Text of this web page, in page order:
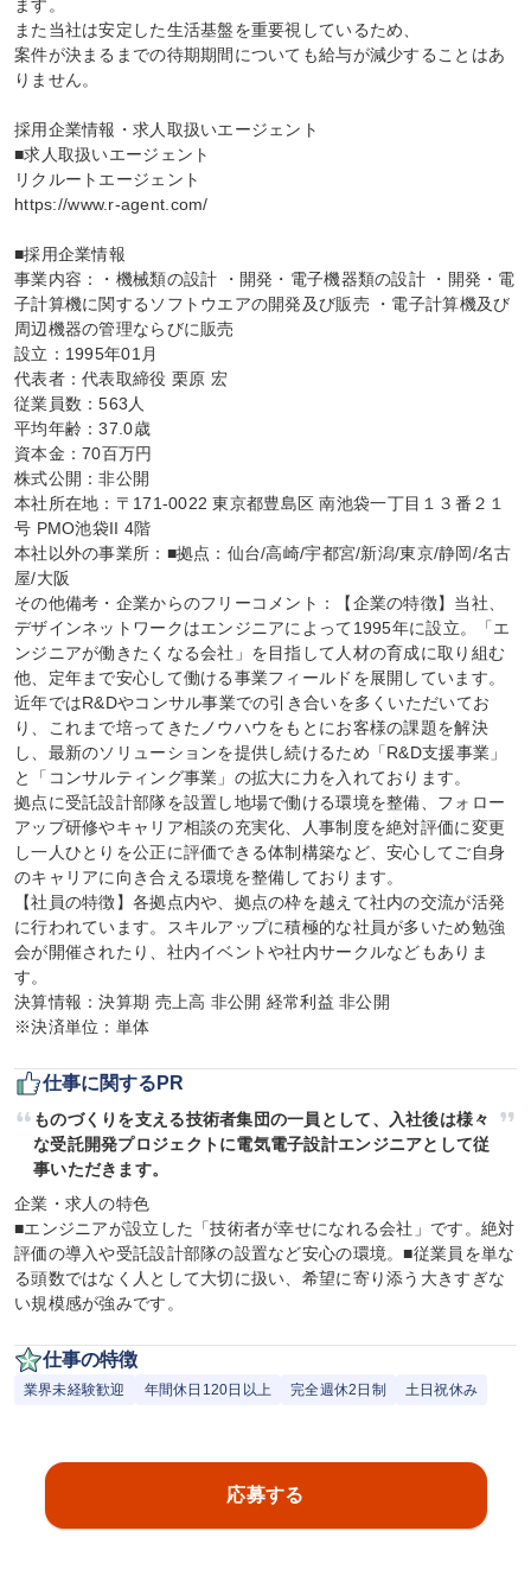
ます。
また当社は安定した生活基盤を重要視しているため、
案件が決まるまでの待期期間についても給与が減少することはあ
りません。
採用企業情報・求人取扱いエージェント
■求人取扱いエージェント
リクルートエージェント
https://www.r-agent.com/
■採用企業情報
事業内容：・機械類の設計 ・開発・電子機器類の設計 ・開発・電
子計算機に関するソフトウエアの開発及び販売 ・電子計算機及び
周辺機器の管理ならびに販売
設立：1995年01月
代表者：代表取締役 栗原 宏
従業員数：563人
平均年齢：37.0歳
資本金：70百万円
株式公開：非公開
本社所在地：〒171-0022 東京都豊島区 南池袋一丁目１３番２１
号 PMO池袋II 4階
本社以外の事業所：■拠点：仙台/高崎/宇都宮/新潟/東京/静岡/名古
屋/大阪
その他備考・企業からのフリーコメント：【企業の特徴】当社、
デザインネットワークはエンジニアによって1995年に設立。「エ
ンジニアが働きたくなる会社」を目指して人材の育成に取り組む
他、定年まで安心して働ける事業フィールドを展開しています。
近年ではR&Dやコンサル事業での引き合いを多くいただいてお
り、これまで培ってきたノウハウをもとにお客様の課題を解決
し、最新のソリューションを提供し続けるため「R&D支援事業」
と「コンサルティング事業」の拡大に力を入れております。
拠点に受託設計部隊を設置し地場で働ける環境を整備、フォロー
アップ研修やキャリア相談の充実化、人事制度を絶対評価に変更
し一人ひとりを公正に評価できる体制構築など、安心してご自身
のキャリアに向き合える環境を整備しております。
【社員の特徴】各拠点内や、拠点の枠を越えて社内の交流が活発
に行われています。スキルアップに積極的な社員が多いため勉強
会が開催されたり、社内イベントや社内サークルなどもありま
す。
決算情報：決算期 売上高 非公開 経常利益 非公開
※決済単位：単体
仕事に関するPR
ものづくりを支える技術者集団の一員として、入社後は様々
な受託開発プロジェクトに電気電子設計エンジニアとして従
事いただきます。
企業・求人の特色
■エンジニアが設立した「技術者が幸せになれる会社」です。絶対
評価の導入や受託設計部隊の設置など安心の環境。■従業員を単な
る頭数ではなく人として大切に扱い、希望に寄り添う大きすぎな
い規模感が強みです。
仕事の特徴
業界未経験歓迎 年間休日120日以上 完全週休2日制 土日祝休み
応募する